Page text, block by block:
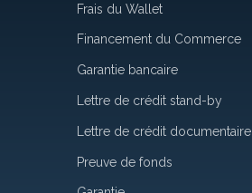
Frais du Wallet
Financement du Commerce
Garantie bancaire
Lettre de crédit stand-by
Lettre de crédit documentaire
Preuve de fonds